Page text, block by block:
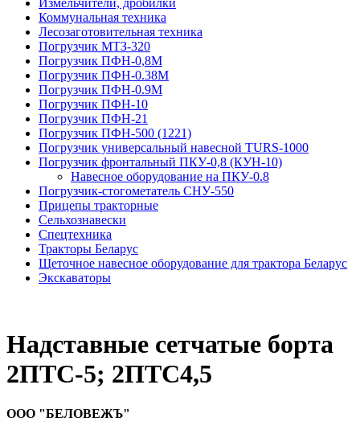
Коммунальная техника
Лесозаготовительная техника
Погрузчик МТЗ-320
Погрузчик ПФН-0,8М
Погрузчик ПФН-0.38М
Погрузчик ПФН-0.9М
Погрузчик ПФН-10
Погрузчик ПФН-21
Погрузчик ПФН-500 (1221)
Погрузчик универсальный навесной TURS-1000
Погрузчик фронтальный ПКУ-0,8 (КУН-10)
На­вес­ное обо­рудо­вание на ПКУ-0.8
Погрузчик-стогометатель СНУ-550
Прицепы тракторные
Сельхознавески
Спецтехника
Тракторы Беларус
Щеточное навесное оборудование для трактора Беларус
Экскаваторы
Надставные сетчатые борта
2ПТС-5; 2ПТС4,5
ООО "БЕЛОВЕЖЪ"